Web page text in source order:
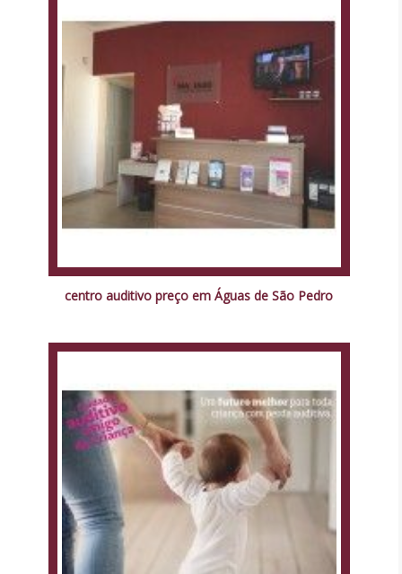
centro auditivo preço em Águas de São Pedro